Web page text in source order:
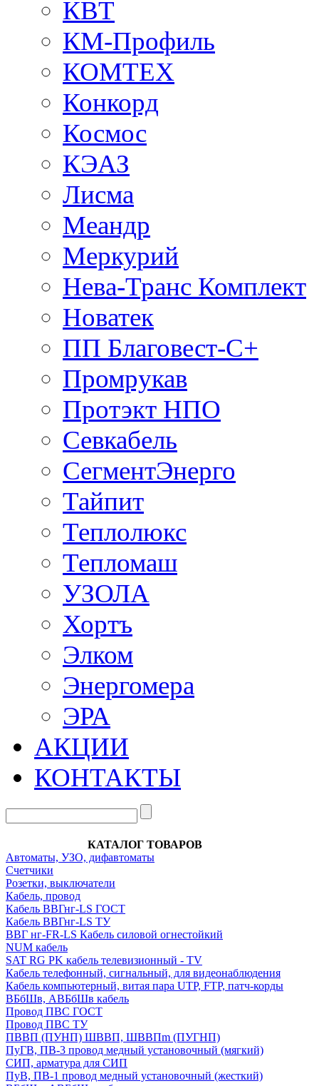
КВТ
КМ-Профиль
КОМТЕХ
Конкорд
Космос
КЭАЗ
Лисма
Меандр
Меркурий
Нева-Транс Комплект
Новатек
ПП Благовест-С+
Промрукав
Протэкт НПО
Севкабель
СегментЭнерго
Тайпит
Теплолюкс
Тепломаш
УЗОЛА
Хортъ
Элком
Энергомера
ЭРА
АКЦИИ
КОНТАКТЫ
КАТАЛОГ ТОВАРОВ
Автоматы, УЗО, дифавтоматы
Счетчики
Розетки, выключатели
Кабель, провод
Кабель ВВГнг-LS ГОСТ
Кабель ВВГнг-LS ТУ
ВВГ нг-FR-LS Кабель силовой огнестойкий
NUM кабель
SAT RG PK кабель телевизионный - TV
Кабель телефонный, сигнальный, для видеонаблюдения
Кабель компьютерный, витая пара UTP, FTP, патч-корды
ВБбШв, АВБбШв кабель
Провод ПВС ГОСТ
Провод ПВС ТУ
ПВВП (ПУНП) ШВВП, ШВВПm (ПУГНП)
ПуГВ, ПВ-3 провод медный установочный (мягкий)
СИП, арматура для СИП
ПуВ, ПВ-1 провод медный установочный (жесткий)